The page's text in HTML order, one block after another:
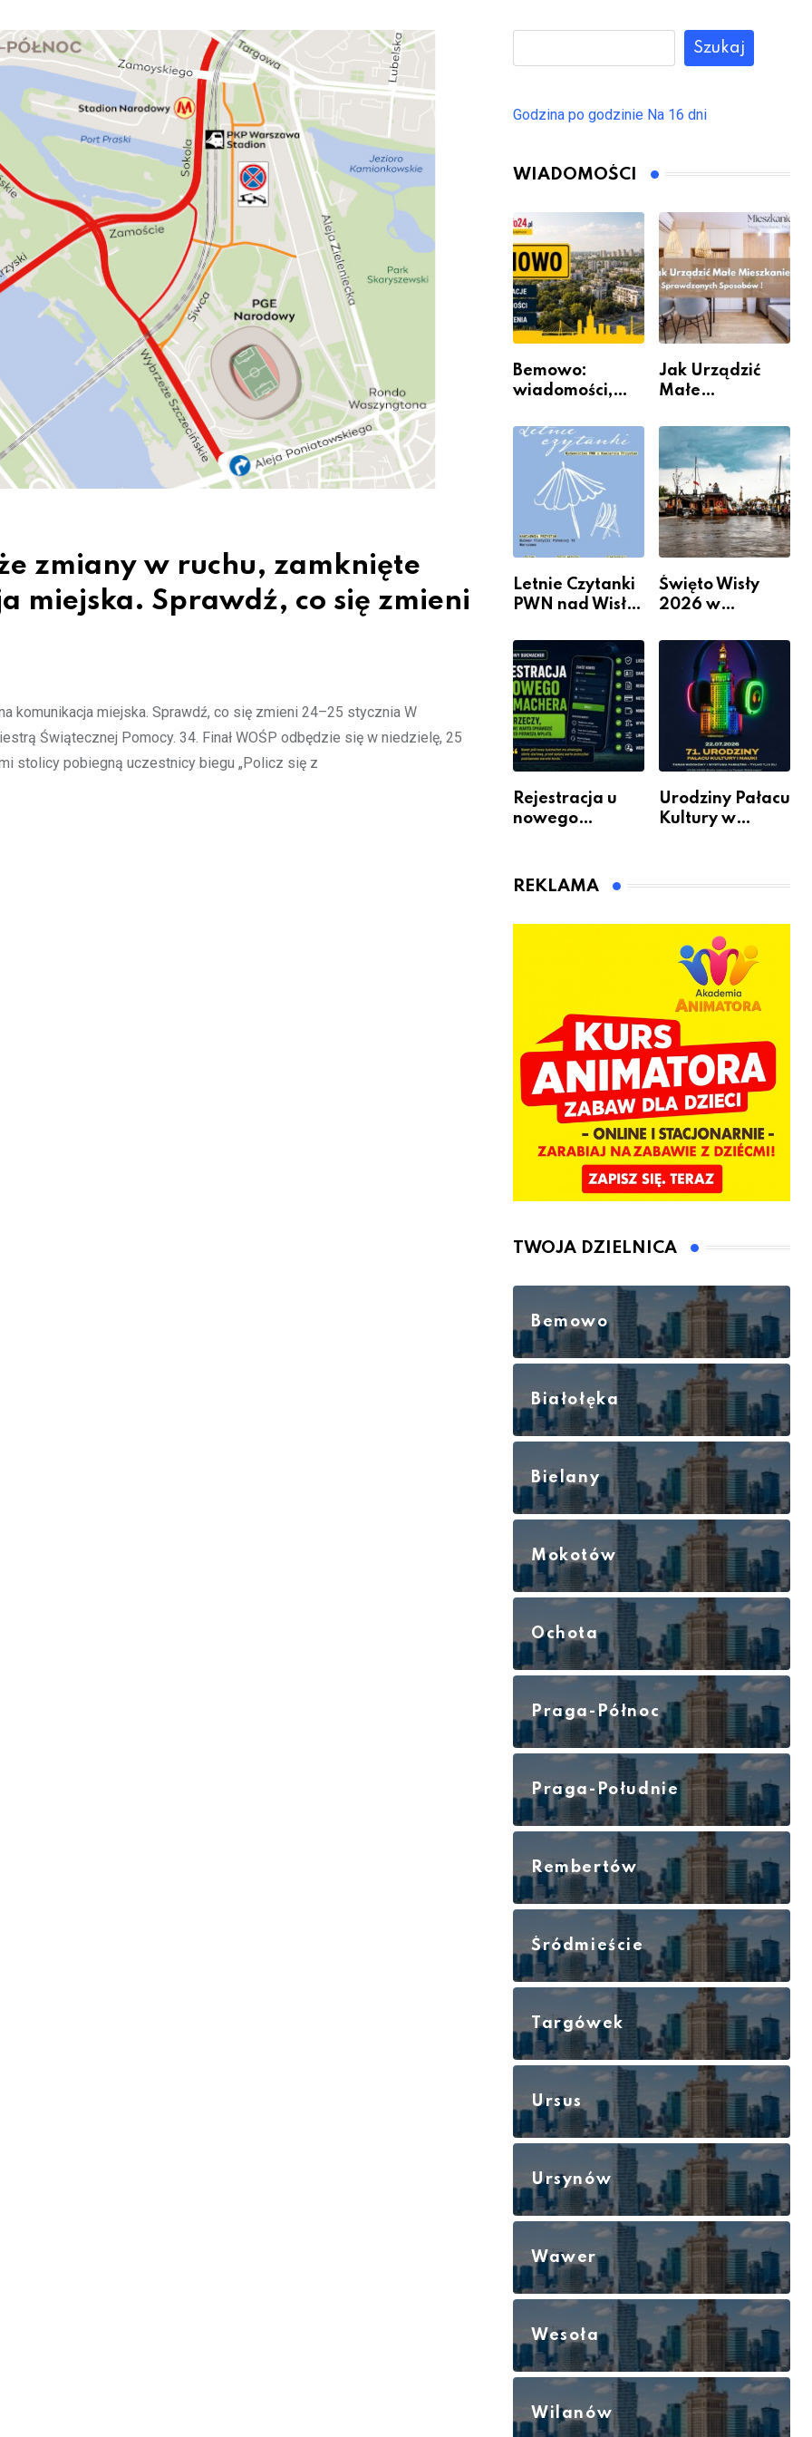
zmiany w ruchu, zamknięte
miejska. Sprawdź, co się zmieni
komunikacja miejska. Sprawdź, co się zmieni 24–25 stycznia W
Świątecznej Pomocy. 34. Finał WOŚP odbędzie się w niedzielę, 25
stolicy pobiegną uczestnicy biegu „Policz się z
Szukaj
Godzina po godzinie Na 16 dni
WIADOMOŚCI
Bemowo:
wiadomości,
wydarzenia z
dzielnicy
Jak Urządzić
Małe
Sposobów Na
Więcej
Przestrzeni Bez
Kosztownego
Remontu
Letnie Czytanki
PWN nad Wisłą.
książką, kawą i
chwilą dla
siebie
Święto Wisły
2026 w
kiedy, gdzie i co
się będzie działo
2 sierpnia
Rejestracja u
nowego
warto
Urodziny Pałacu
Kultury w
REKLAMA
TWOJA DZIELNICA
Bemowo
Białołęka
Bielany
Mokotów
Ochota
Praga-Północ
Praga-Południe
Rembertów
Śródmieście
Targówek
Ursus
Ursynów
Wawer
Wesoła
Wilanów